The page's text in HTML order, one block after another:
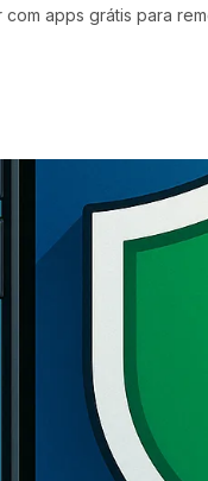
apps grátis para